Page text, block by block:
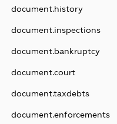
document.history
document.inspections
document.bankruptcy
document.court
document.taxdebts
document.enforcements